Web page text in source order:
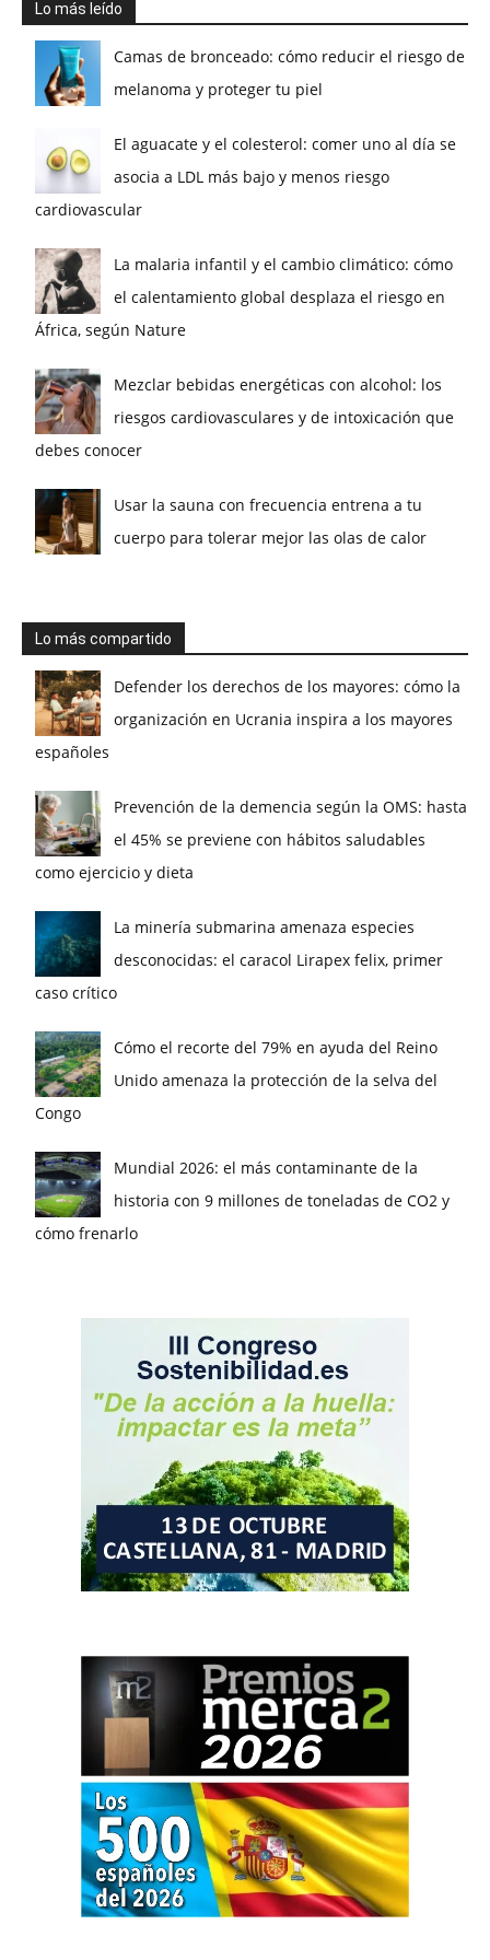
Lo más leído
Camas de bronceado: cómo reducir el riesgo de
melanoma y proteger tu piel
El aguacate y el colesterol: comer uno al día se
asocia a LDL más bajo y menos riesgo
cardiovascular
La malaria infantil y el cambio climático: cómo
el calentamiento global desplaza el riesgo en
África, según Nature
Mezclar bebidas energéticas con alcohol: los
riesgos cardiovasculares y de intoxicación que
debes conocer
Usar la sauna con frecuencia entrena a tu
cuerpo para tolerar mejor las olas de calor
Lo más compartido
Defender los derechos de los mayores: cómo la
organización en Ucrania inspira a los mayores
españoles
Prevención de la demencia según la OMS: hasta
el 45% se previene con hábitos saludables
como ejercicio y dieta
La minería submarina amenaza especies
desconocidas: el caracol Lirapex felix, primer
caso crítico
Cómo el recorte del 79% en ayuda del Reino
Unido amenaza la protección de la selva del
Congo
Mundial 2026: el más contaminante de la
historia con 9 millones de toneladas de CO2 y
cómo frenarlo